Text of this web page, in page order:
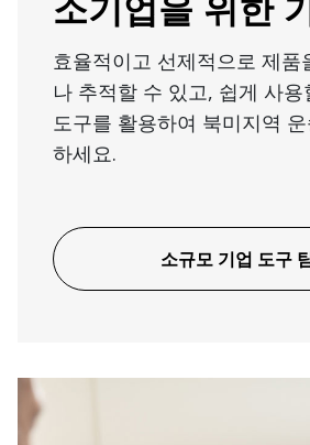
소기업을 위한
효율적이고 선제적으로 제품
나 추적할 수 있고, 쉽게 사
도구를 활용하여 북미지역
하세요.
소규모 기업 도구